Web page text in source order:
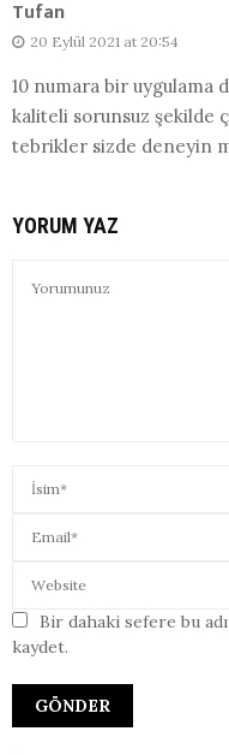
Tufan
20 Eylül 2021 at 20:54
10 numara bir uygulama
kaliteli sorunsuz şekilde
tebrikler sizde deneyin
YORUM YAZ
Bir dahaki sefere bu
kaydet.